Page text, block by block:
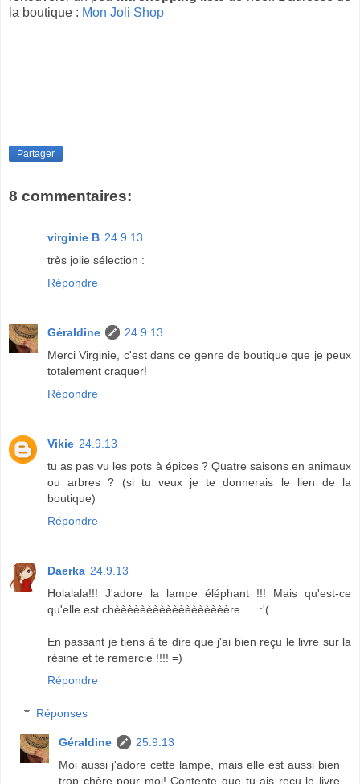
la boutique : Mon Joli Shop
Partager
8 commentaires:
virginie B 24.9.13
très jolie sélection :
Répondre
Géraldine
24.9.13
Merci Virginie, c'est dans ce genre de boutique que je peux
totalement craquer!
Répondre
Vikie 24.9.13
tu as pas vu les pots à épices ? Quatre saisons en animaux
ou arbres ? (si tu veux je te donnerais le lien de la
boutique)
Répondre
Daerka 24.9.13
Holalala!!! J'adore la lampe éléphant !!! Mais qu'est-ce
qu'elle est chèèèèèèèèèèèèèèèèèère..... :'(
En passant je tiens à te dire que j'ai bien reçu le livre sur la
résine et te remercie !!!! =)
Répondre
Réponses
Géraldine
25.9.13
Moi aussi j'adore cette lampe, mais elle est aussi bien
trop chère pour moi! Contente que tu ais reçu le livre